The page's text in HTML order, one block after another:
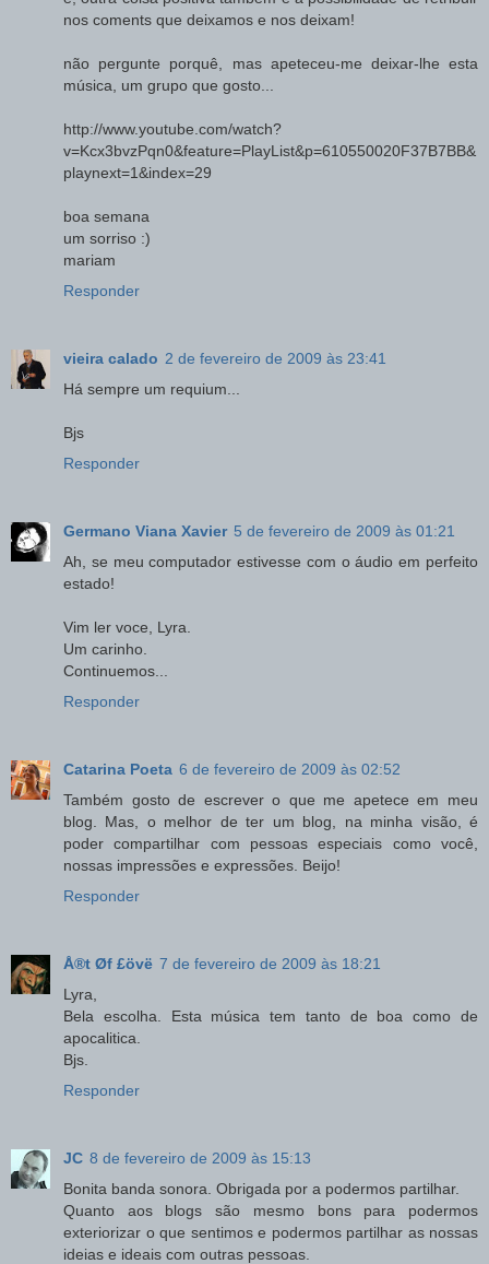
nos coments que deixamos e nos deixam!
não pergunte porquê, mas apeteceu-me deixar-lhe esta
música, um grupo que gosto...
http://www.youtube.com/watch?
v=Kcx3bvzPqn0&feature=PlayList&p=610550020F37B7BB&
playnext=1&index=29
boa semana
um sorriso :)
mariam
Responder
vieira calado 2 de fevereiro de 2009 às 23:41
Há sempre um requium...
Bjs
Responder
Germano Viana Xavier 5 de fevereiro de 2009 às 01:21
Ah, se meu computador estivesse com o áudio em perfeito
estado!
Vim ler voce, Lyra.
Um carinho.
Continuemos...
Responder
Catarina Poeta 6 de fevereiro de 2009 às 02:52
Também gosto de escrever o que me apetece em meu
blog. Mas, o melhor de ter um blog, na minha visão, é
poder compartilhar com pessoas especiais como você,
nossas impressões e expressões. Beijo!
Responder
Å®t Øf £övë 7 de fevereiro de 2009 às 18:21
Lyra,
Bela escolha. Esta música tem tanto de boa como de
apocalitica.
Bjs.
Responder
JC 8 de fevereiro de 2009 às 15:13
Bonita banda sonora. Obrigada por a podermos partilhar.
Quanto aos blogs são mesmo bons para podermos
exteriorizar o que sentimos e podermos partilhar as nossas
ideias e ideais com outras pessoas.